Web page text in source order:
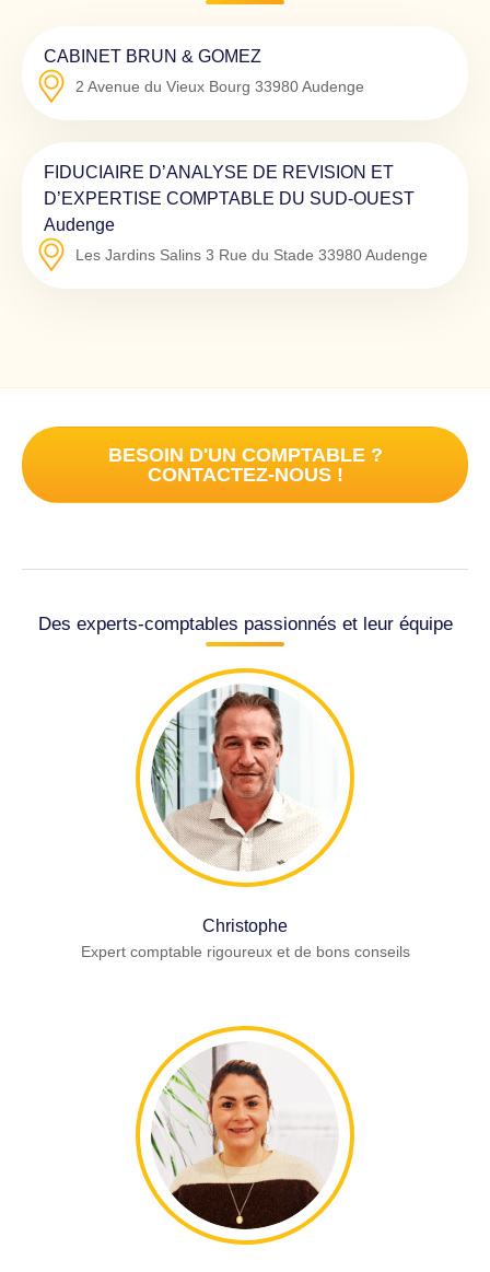
CABINET BRUN & GOMEZ
2 Avenue du Vieux Bourg 33980Audenge
FIDUCIAIRE D’ANALYSE DE REVISION ET
D’EXPERTISE COMPTABLE DU SUD-OUEST
Audenge
Les Jardins Salins 3 Rue du Stade 33980Audenge
BESOIN D'UN COMPTABLE ?
CONTACTEZ-NOUS !
Des experts-comptables passionnés et leur équipe
Christophe
Expert comptable rigoureux et de bons conseils